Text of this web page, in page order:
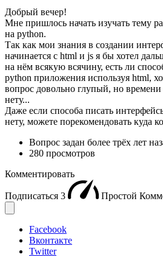
Добрый вечер!
Мне пришлось начать изучать тему
на python.
Так как мои знания в создании
начинается с html и js я бы хотел
на нём всякую всячину, есть ли
python приложения используя html,
вопрос довольно глупый, но времени
нету...
Даже если способа писать
нету, можете порекомендовать куда
Вопрос задан более трёх лет
280 просмотров
Комментировать
Подписаться 3 Простой
Facebook
Вконтакте
Twitter